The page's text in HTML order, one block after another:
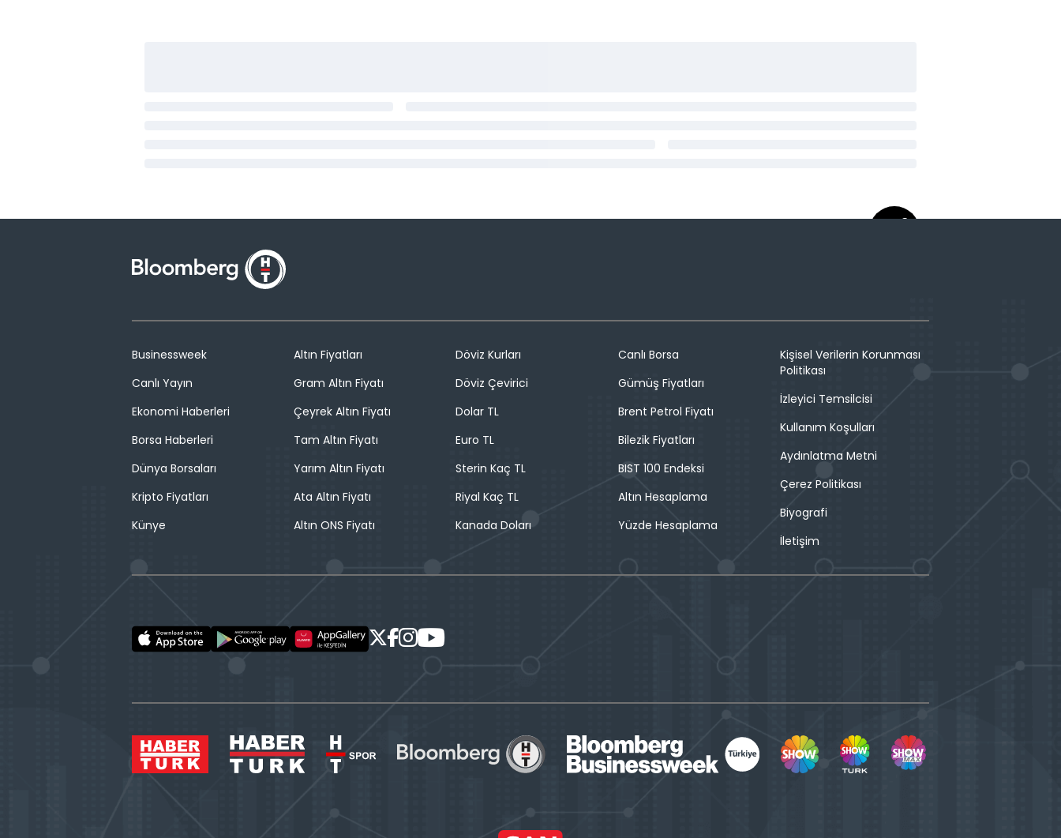
Businessweek
Canlı Yayın
Ekonomi Haberleri
Borsa Haberleri
Dünya Borsaları
Kripto Fiyatları
Künye
Altın Fiyatları
Gram Altın Fiyatı
Çeyrek Altın Fiyatı
Tam Altın Fiyatı
Yarım Altın Fiyatı
Ata Altın Fiyatı
Altın ONS Fiyatı
Döviz Kurları
Döviz Çevirici
Dolar TL
Euro TL
Sterin Kaç TL
Riyal Kaç TL
Kanada Doları
Canlı Borsa
Gümüş Fiyatları
Brent Petrol Fiyatı
Bilezik Fiyatları
BIST 100 Endeksi
Altın Hesaplama
Yüzde Hesaplama
Kişisel Verilerin Korunması
Politikası
İzleyici Temsilcisi
Kullanım Koşulları
Aydınlatma Metni
Çerez Politikası
Biyografi
İletişim